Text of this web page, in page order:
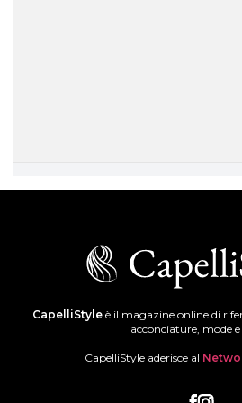
CapelliStyleè il magazine online di
acconciature, mode e
CapelliStyle aderisce al